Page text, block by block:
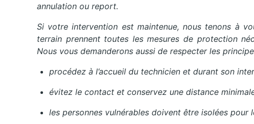
annulation ou report.
Si votre intervention est maintenue, nous tenons à
terrain prennent toutes les mesures de protection
Nous vous demanderons aussi de respecter les
procédez à l’accueil du technicien et durant son
évitez le contact et conservez une distance
les personnes vulnérables doivent être isolées pour